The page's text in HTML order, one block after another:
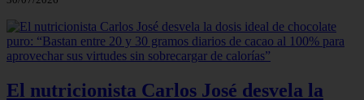
El nutricionista Carlos José desvela la